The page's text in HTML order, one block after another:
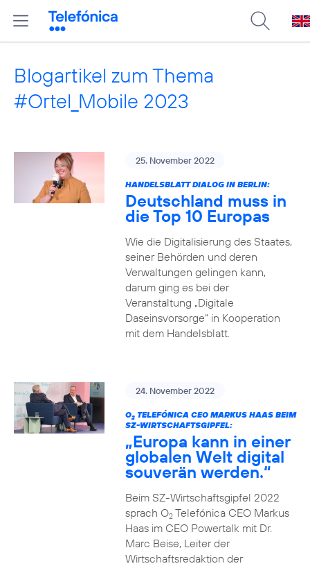
Blogartikel zum Thema
#Ortel_Mobile 2023
25. November 2022
HANDELSBLATT DIALOG IN BERLIN:
Deutschland muss in
die Top 10 Europas
Wie die Digitalisierung des Staates,
seiner Behörden und deren
Verwaltungen gelingen kann,
darum ging es bei der
Veranstaltung „Digitale
Daseinsvorsorge“ in Kooperation
mit dem Handelsblatt.
24. November 2022
O2TELEFÓNICA CEO MARKUS HAAS BEIM
SZ-WIRTSCHAFTSGIPFEL:
„Europa kann in einer
globalen Welt digital
souverän werden.“
Beim SZ-Wirtschaftsgipfel 2022
sprach O2Telefónica CEO Markus
Haas im CEO Powertalk mit Dr.
Marc Beise, Leiter der
Wirtschaftsredaktion der